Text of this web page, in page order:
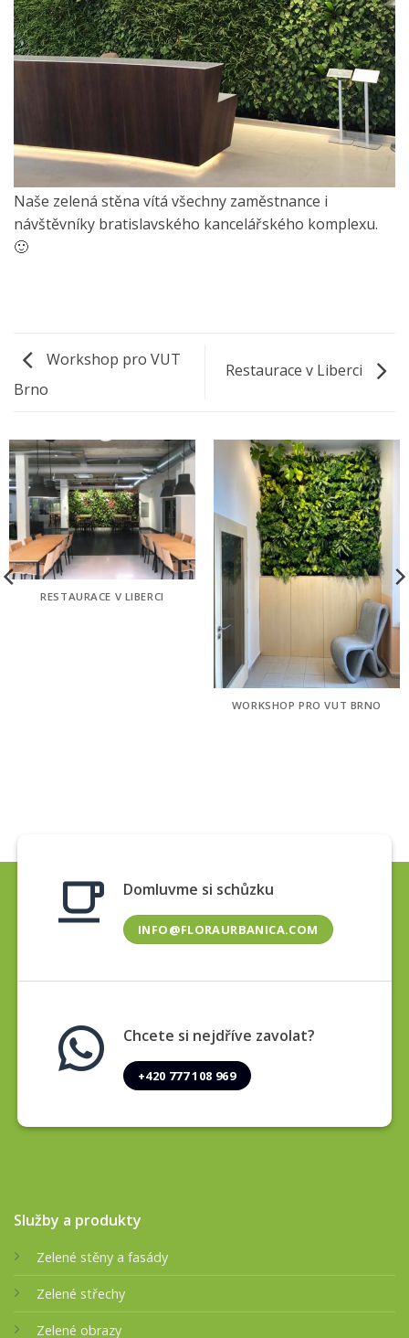
Naše zelená stěna vítá všechny zaměstnance i
návštěvníky bratislavského kancelářského komplexu.
🙂
Workshop pro VUT
Brno
Restaurace v Liberci
RESTAURACE V LIBERCI
WORKSHOP PRO VUT BRNO
Domluvme si schůzku
INFO@FLORAURBANICA.COM
Chcete si nejdříve zavolat?
+420 777 108 969
Služby a produkty
Zelené stěny a fasády
Zelené střechy
Zelené obrazy